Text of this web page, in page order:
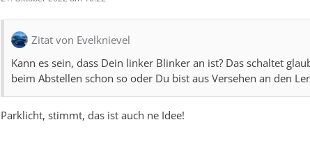
Zitat von Evelknievel
Kann es sein, dass Dein linker Blinker an ist? Das schaltet
beim Abstellen schon so oder Du bist aus Versehen an den
Parklicht, stimmt, das ist auch ne Idee!